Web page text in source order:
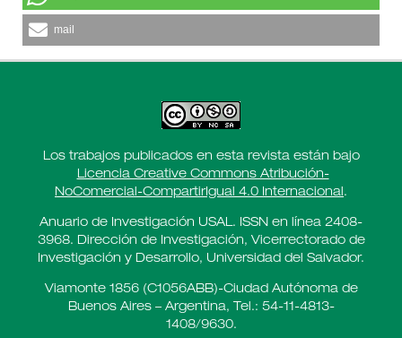
mail
Los trabajos publicados en esta revista están bajo
Licencia Creative Commons Atribución-
NoComercial-CompartirIgual 4.0 Internacional.
Anuario de Investigación USAL. ISSN en línea 2408-
3968. Dirección de Investigación, Vicerrectorado de
Investigación y Desarrollo, Universidad del Salvador.
Viamonte 1856 (C1056ABB)-Ciudad Autónoma de
Buenos Aires – Argentina, Tel.: 54-11-4813-
1408/9630.